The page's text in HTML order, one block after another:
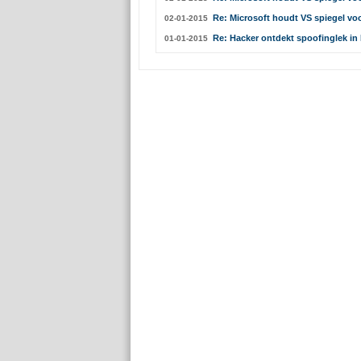
02-01-2015 Re: Microsoft houdt VS spiegel
01-01-2015 Re: Hacker ontdekt spoofinglek in